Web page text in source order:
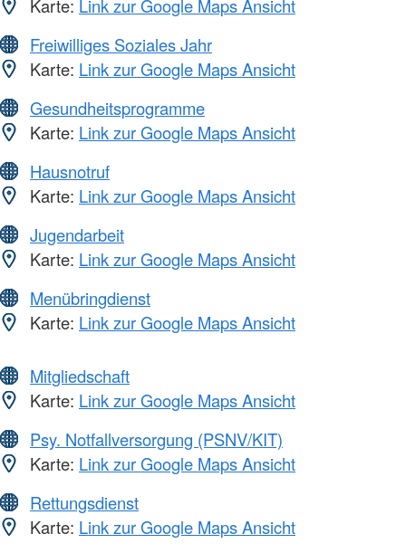
Karte: Link zur Google Maps Ansicht
Freiwilliges Soziales Jahr
Karte: Link zur Google Maps Ansicht
Gesundheitsprogramme
Karte: Link zur Google Maps Ansicht
Hausnotruf
Karte: Link zur Google Maps Ansicht
Jugendarbeit
Karte: Link zur Google Maps Ansicht
Menübringdienst
Karte: Link zur Google Maps Ansicht
Mitgliedschaft
Karte: Link zur Google Maps Ansicht
Psy. Notfallversorgung (PSNV/KIT)
Karte: Link zur Google Maps Ansicht
Rettungsdienst
Karte: Link zur Google Maps Ansicht